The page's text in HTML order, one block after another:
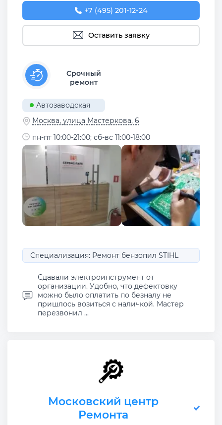
+7 (495) 201-12-24
Оставить заявку
Срочный
ремонт
Автозаводская
Москва, улица Мастеркова, 6
пн-пт 10:00-21:00; сб-вс 11:00-18:00
Специализация: Ремонт бензопил STIHL
Сдавали электроинструмент от
организации. Удобно, что дефектовку
можно было оплатить по безналу не
пришлось возиться с наличкой. Мастер
перезвонил ...
Московский центр
Ремонта